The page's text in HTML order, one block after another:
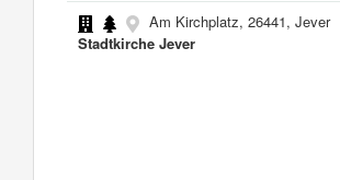
Am Kirchplatz, 26441, Jever
Stadtkirche Jever